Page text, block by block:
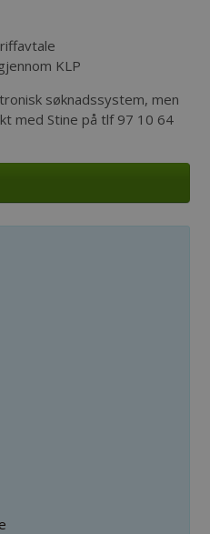
KLP
søknadssystem, men
med Stine på tlf 97 10 64